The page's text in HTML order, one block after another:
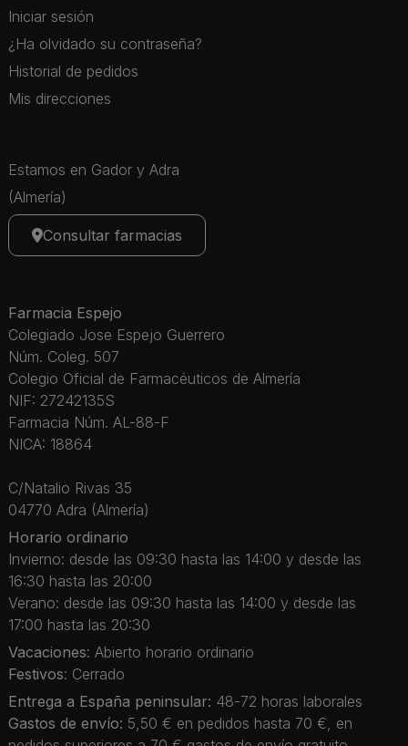
Iniciar sesión
¿Ha olvidado su contraseña?
Historial de pedidos
Mis direcciones
Estamos en Gador y Adra
(Almería)
Consultar farmacias
Farmacia Espejo
Colegiado Jose Espejo Guerrero
Núm. Coleg. 507
Colegio Oficial de Farmacéuticos de Almería
NIF: 27242135S
Farmacia Núm. AL-88-F
NICA: 18864
C/Natalio Rivas 35
04770 Adra (Almería)
Horario ordinario
Invierno: desde las 09:30 hasta las 14:00 y desde las
16:30 hasta las 20:00
Verano: desde las 09:30 hasta las 14:00 y desde las
17:00 hasta las 20:30
Vacaciones: Abierto horario ordinario
Festivos: Cerrado
Entrega a España peninsular: 48-72 horas laborales
Gastos de envío: 5,50 € en pedidos hasta 70 €, en